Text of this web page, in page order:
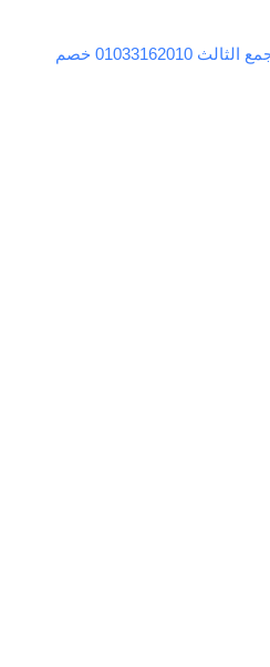
شركة مكافحة حشرات في التجمع الثالث 01033162010 خصم